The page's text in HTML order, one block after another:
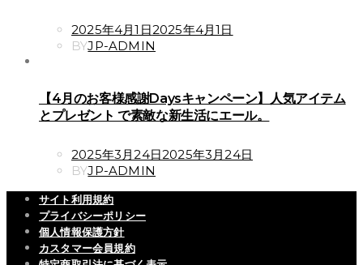
POSTED
ON
2025年4月1日2025年4月1日
BYJP-ADMIN
【4月のお客様感謝Daysキャンペーン】人気アイテム
とプレゼント で素敵な新生活にエール。
POSTED
ON
2025年3月24日2025年3月24日
BYJP-ADMIN
サイト利用規約
プライバシーポリシー
個人情報保護方針
カスタマー会員規約